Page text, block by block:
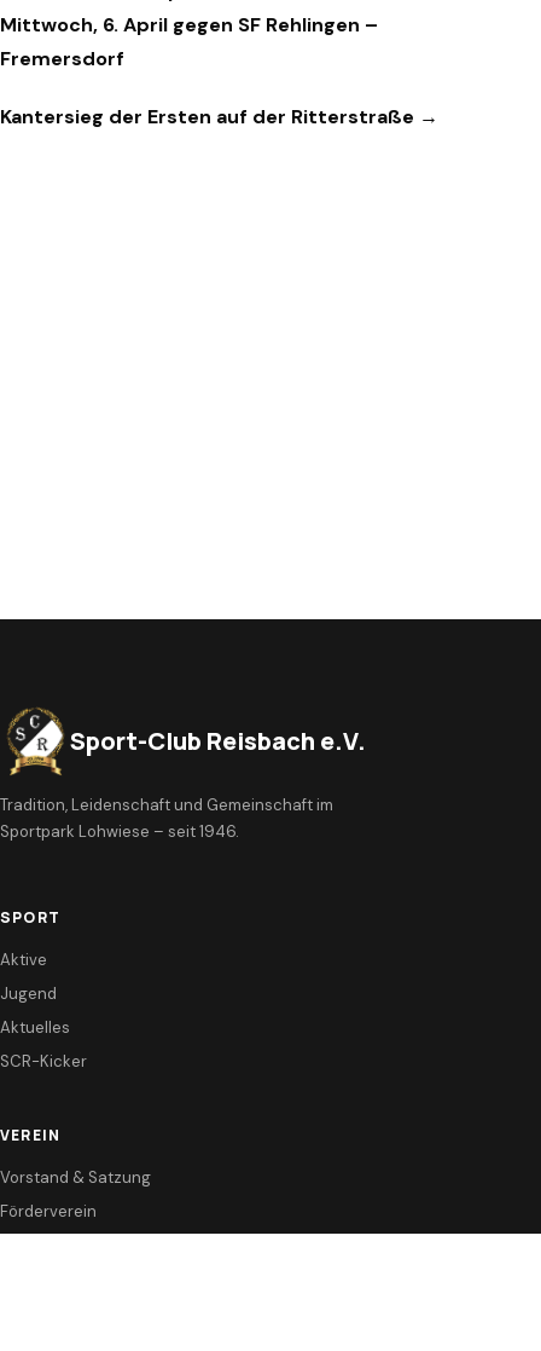
Mittwoch, 6. April gegen SF Rehlingen –
Fremersdorf
Kantersieg der Ersten auf der Ritterstraße →
Sport-Club Reisbach e.V.
Tradition, Leidenschaft und Gemeinschaft im
Sportpark Lohwiese – seit 1946.
SPORT
Aktive
Jugend
Aktuelles
SCR-Kicker
VEREIN
Vorstand & Satzung
Förderverein